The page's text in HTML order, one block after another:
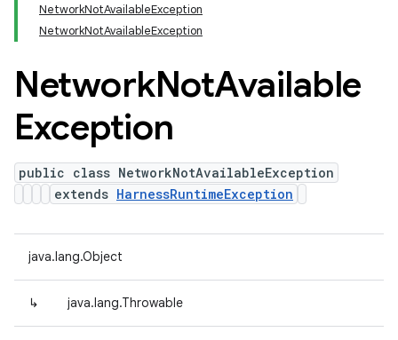
NetworkNotAvailableException
NetworkNotAvailableException
NetworkNotAvailable
Exception
public class NetworkNotAvailableException
extends HarnessRuntimeException
java.lang.Object
↳ java.lang.Throwable